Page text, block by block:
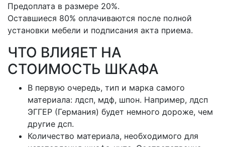
Предоплата в размере 20%.
Оставшиеся 80% оплачиваются после полной
установки мебели и подписания акта приема.
ЧТО ВЛИЯЕТ НА
СТОИМОСТЬ ШКАФА
В первую очередь, тип и марка самого
материала: лдсп, мдф, шпон. Например, лдсп
ЭГГЕР (Германия) будет немного дороже, чем
другие дсп.
Количество материала, необходимого для